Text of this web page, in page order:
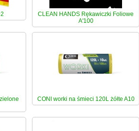
CLEAN HANDS Rękawiczki Foliowe
A'100
CONI worki na śmieci 120L żółte A10